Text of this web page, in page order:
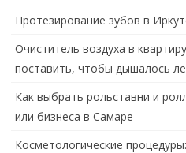
Протезирование зубов в
Очиститель воздуха в
поставить, чтобы дышалось
Как выбрать рольставни и
или бизнеса в Самаре
Косметологические